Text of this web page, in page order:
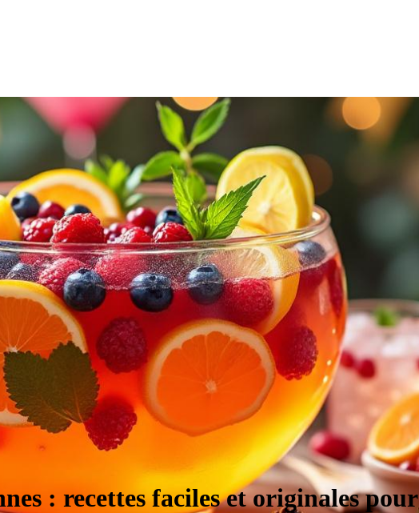
: recettes faciles et originales pour